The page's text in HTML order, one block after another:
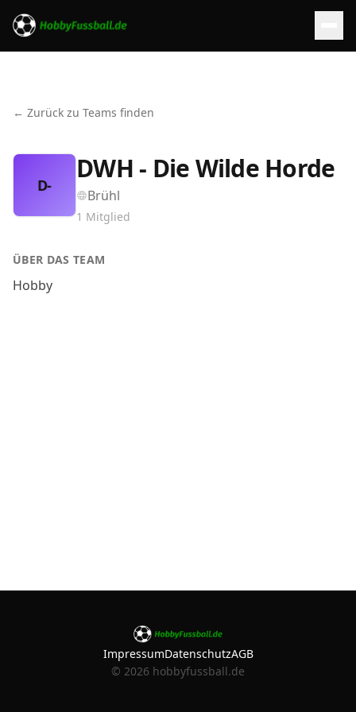
← Zurück zu Teams finden
D-
DWH - Die Wilde Horde
Brühl
1 Mitglied
ÜBER DAS TEAM
Hobby
ImpressumDatenschutzAGB
© 2026 hobbyfussball.de